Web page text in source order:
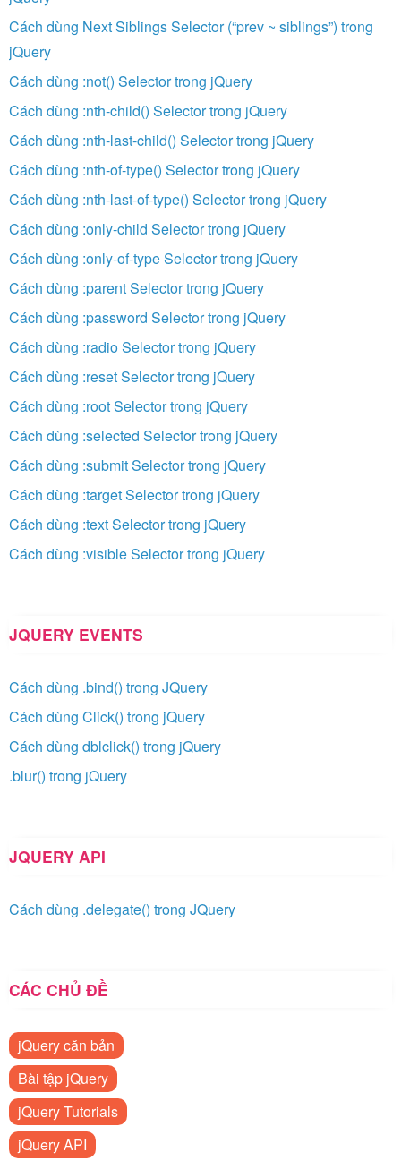
Cách dùng Next Siblings Selector (“prev ~ siblings”) trong
jQuery
Cách dùng :not() Selector trong jQuery
Cách dùng :nth-child() Selector trong jQuery
Cách dùng :nth-last-child() Selector trong jQuery
Cách dùng :nth-of-type() Selector trong jQuery
Cách dùng :nth-last-of-type() Selector trong jQuery
Cách dùng :only-child Selector trong jQuery
Cách dùng :only-of-type Selector trong jQuery
Cách dùng :parent Selector trong jQuery
Cách dùng :password Selector trong jQuery
Cách dùng :radio Selector trong jQuery
Cách dùng :reset Selector trong jQuery
Cách dùng :root Selector trong jQuery
Cách dùng :selected Selector trong jQuery
Cách dùng :submit Selector trong jQuery
Cách dùng :target Selector trong jQuery
Cách dùng :text Selector trong jQuery
Cách dùng :visible Selector trong jQuery
JQUERY EVENTS
Cách dùng .bind() trong JQuery
Cách dùng Click() trong jQuery
Cách dùng dblclick() trong jQuery
.blur() trong jQuery
JQUERY API
Cách dùng .delegate() trong JQuery
CÁC CHỦ ĐỀ
jQuery căn bản
Bài tập jQuery
jQuery Tutorials
jQuery API